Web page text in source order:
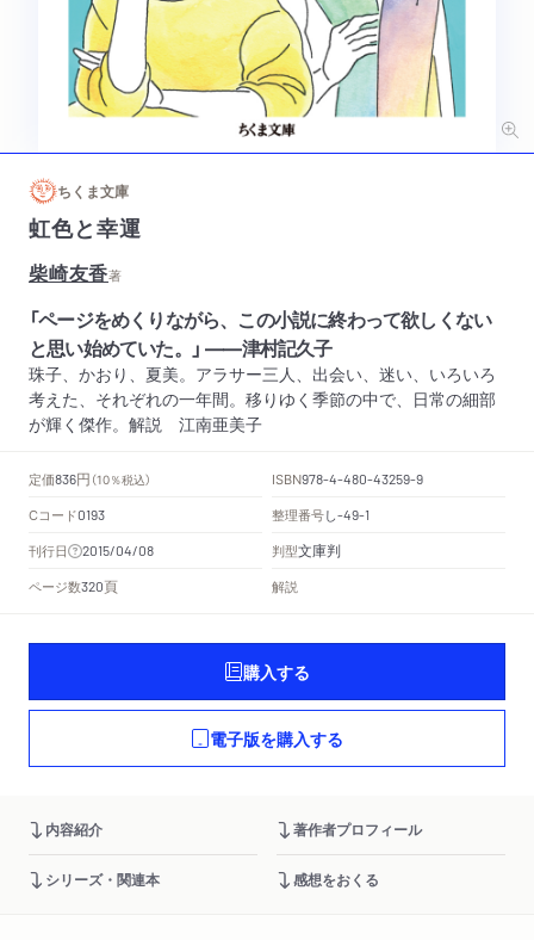
ちくま文庫
虹色と幸運
柴崎友香著
「ページをめくりながら、この小説に終わって欲しくない
と思い始めていた。」 ――津村記久子
珠子、かおり、夏美。アラサー三人、出会い、迷い、いろいろ
考えた、それぞれの一年間。移りゆく季節の中で、日常の細部
が輝く傑作。解説 江南亜美子
定価836円 （10％税込） ISBN978-4-480-43259-9
Cコード0193 整理番号し-49-1
刊行日 2015/04/08 判型文庫判
ページ数320頁 解説
購入する
電子版を購入する
内容紹介 著作者プロフィール
シリーズ・関連本 感想をおくる